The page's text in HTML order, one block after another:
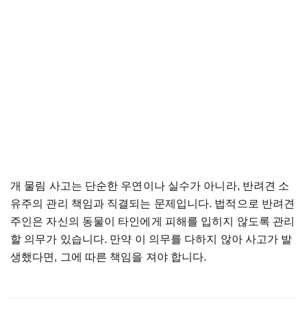
개 물림 사고는 단순한 우연이나 실수가 아니라, 반려견 소
유주의 관리 책임과 직결되는 문제입니다. 법적으로 반려견
주인은 자신의 동물이 타인에게 피해를 입히지 않도록 관리
할 의무가 있습니다. 만약 이 의무를 다하지 않아 사고가 발
생했다면 , 그에 따른 책임을 져야 합니다.